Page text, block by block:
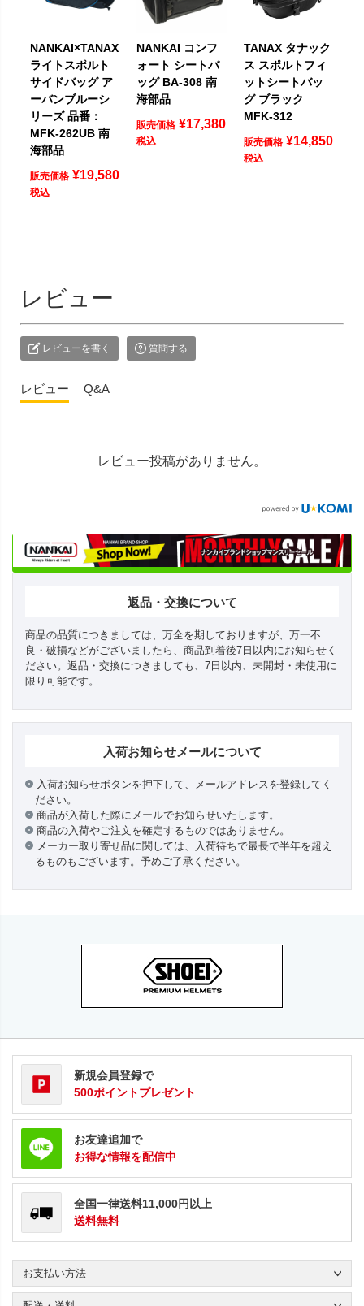
NANKAI×TANAX
ライトスポルト
サイドバッグ ア
ーバンブルーシ
リーズ 品番：
MFK-262UB 南
海部品
販売価格 ¥19,580
税込
NANKAI コンフ
ォート シートバ
ッグ BA-308 南
海部品
販売価格 ¥17,380
税込
TANAX タナック
ス スポルトフィ
ットシートバッ
グ ブラック
MFK-312
販売価格 ¥14,850
税込
レビュー
レビューを書く 質問する
レビュー Q&A
レビュー投稿がありません。
返品・交換について
商品の品質につきましては、万全を期しておりますが、万一不
良・破損などがございましたら、商品到着後7日以内にお知らせく
ださい。返品・交換につきましても、7日以内、未開封・未使用に
限り可能です。
入荷お知らせメールについて
入荷お知らせボタンを押下して、メールアドレスを登録してく
ださい。
商品が入荷した際にメールでお知らせいたします。
商品の入荷やご注文を確定するものではありません。
メーカー取り寄せ品に関しては、入荷待ちで最長で半年を超え
るものもございます。予めご了承ください。
新規会員登録で
500ポイントプレゼント
お友達追加で
お得な情報を配信中
全国一律送料11,000円以上
送料無料
お支払い方法